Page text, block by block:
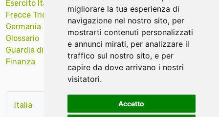
migliorare la tua esperienza di
navigazione nel nostro sito, per
mostrarti contenuti personalizzati
e annunci mirati, per analizzare il
traffico sul nostro sito, e per
capire da dove arrivano i nostri
visitatori.
Accetto
Esercito Italiano
Frecce Tricolori
Germania
Glossario
Guardia di
Finanza
Protezione Civile
Quadri Opere
Arte
Religiosi
Remove Before
Flight news
Tecniche ricamo
Val Gardena
Veicoli Industriali
Venezia
Verona
Vigili del Fuoco
Italia verde